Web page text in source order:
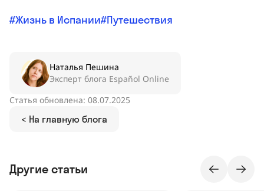
Жизнь в Испании Путешествия
< На главную блога
Статья обновлена: 08.07.2025
Наталья Пешина
Эксперт блога Español Online
Другие статьи